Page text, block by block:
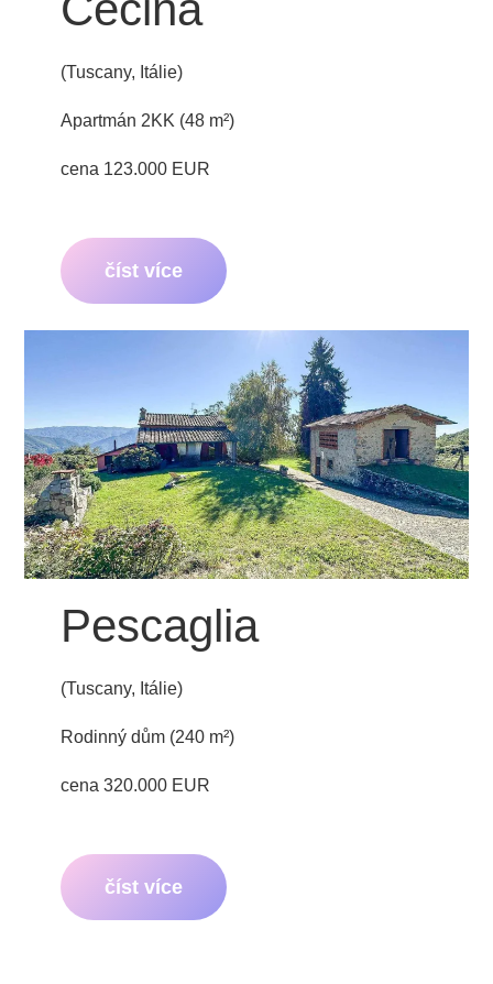
(Tuscany, Itálie)
Apartmán 2KK (48 m²)
cena 123.000 EUR
číst více
Pescaglia
(Tuscany, Itálie)
Rodinný dům (240 m²)
cena 320.000 EUR
číst více